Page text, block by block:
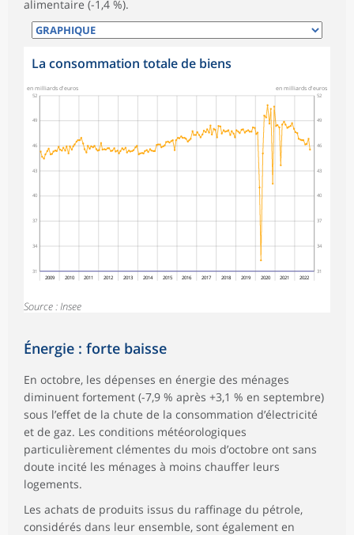
alimentaire (-1,4 %).
La consommation totale de biens
31
34
37
40
43
46
49
52
31
34
37
40
43
46
49
52
en milliards d'euros en milliards d'euros
2009 2010 2011 2012 2013 2014 2015 2016 2017 2018 2019 2020 2021 2022
Source : Insee
Énergie : forte baisse
En octobre, les dépenses en énergie des ménages
diminuent fortement (-7,9 % après +3,1 % en septembre)
sous l’effet de la chute de la consommation d’électricité
et de gaz. Les conditions météorologiques
particulièrement clémentes du mois d’octobre ont sans
doute incité les ménages à moins chauffer leurs
logements.
Les achats de produits issus du raffinage du pétrole,
considérés dans leur ensemble, sont également en